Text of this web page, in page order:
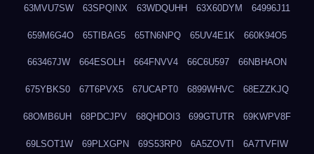
63MVU7SW 63SPQINX 63WDQUHH 63X60DYM 64996J11
659M6G4O 65TIBAG5 65TN6NPQ 65UV4E1K 660K94O5
663467JW 664ESOLH 664FNVV4 66C6U597 66NBHAON
675YBKS0 67T6PVX5 67UCAPT0 6899WHVC 68EZZKJQ
68OMB6UH 68PDCJPV 68QHDOI3 699GTUTR 69KWPV8F
69LSOT1W 69PLXGPN 69S53RP0 6A5ZOVTI 6A7TVFIW